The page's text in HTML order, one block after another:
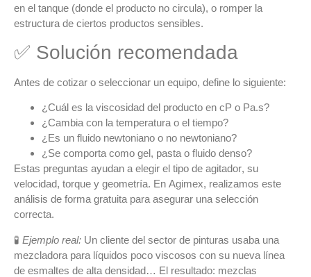
en el tanque (donde el producto no circula), o romper la
estructura de ciertos productos sensibles.
✅ Solución recomendada
Antes de cotizar o seleccionar un equipo, define lo siguiente:
¿Cuál es la viscosidad del producto en cP o Pa.s?
¿Cambia con la temperatura o el tiempo?
¿Es un fluido newtoniano o no newtoniano?
¿Se comporta como gel, pasta o fluido denso?
Estas preguntas ayudan a elegir el tipo de agitador, su
velocidad, torque y geometría. En Agimex, realizamos este
análisis de forma gratuita para asegurar una selección
correcta.
🧪 Ejemplo real: Un cliente del sector de pinturas usaba una
mezcladora para líquidos poco viscosos con su nueva línea
de esmaltes de alta densidad… El resultado: mezclas